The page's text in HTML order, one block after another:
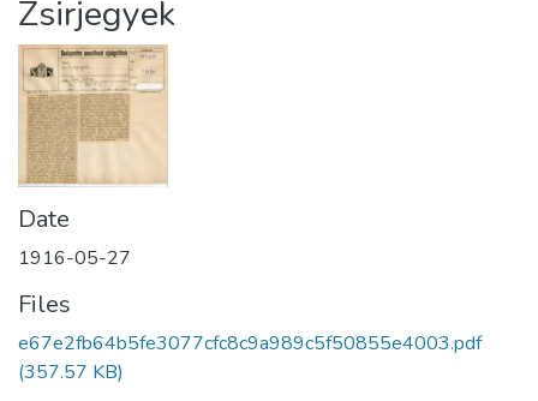
Statistics
About us
Zsirjegyek
Date
1916-05-27
Files
e67e2fb64b5fe3077cfc8c9a989c5f50855e4003.pdf
(357.57 KB)